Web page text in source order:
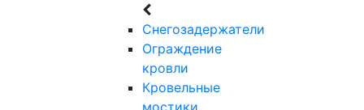
Снегозадержатели
Ограждение
кровли
Кровельные